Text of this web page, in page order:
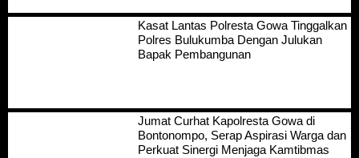
Kasat Lantas Polresta Gowa Tinggalkan
Polres Bulukumba Dengan Julukan
Bapak Pembangunan
Jumat Curhat Kapolresta Gowa di
Bontonompo, Serap Aspirasi Warga dan
Perkuat Sinergi Menjaga Kamtibmas